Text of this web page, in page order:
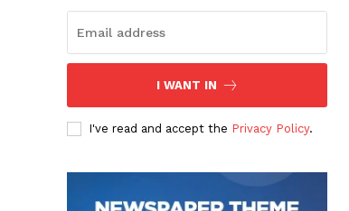
I WANT IN
I've read and accept the Privacy Policy.